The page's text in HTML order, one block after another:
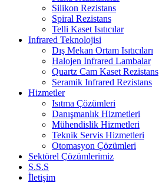
Silikon Rezistans
Spiral Rezistans
Telli Kaset Isıtıcılar
Infrared Teknolojisi
Dış Mekan Ortam Isıtıcıları
Halojen Infrared Lambalar
Quartz Cam Kaset Rezistans
Seramik Infrared Rezistans
Hizmetler
Isıtma Çözümleri
Danışmanlık Hizmetleri
Mühendislik Hizmetleri
Teknik Servis Hizmetleri
Otomasyon Çözümleri
Sektörel Çözümlerimiz
S.S.S
İletişim